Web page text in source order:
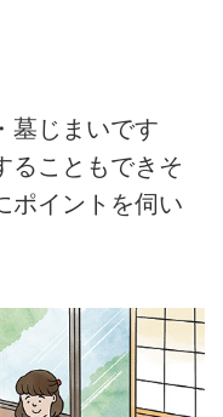
墓じまいです
ることもできそ
ポイントを伺い